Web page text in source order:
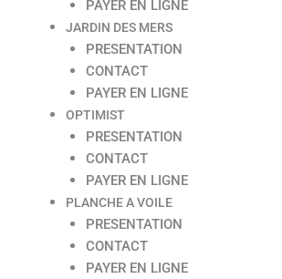
PAYER EN LIGNE
JARDIN DES MERS
PRESENTATION
CONTACT
PAYER EN LIGNE
OPTIMIST
PRESENTATION
CONTACT
PAYER EN LIGNE
PLANCHE A VOILE
PRESENTATION
CONTACT
PAYER EN LIGNE